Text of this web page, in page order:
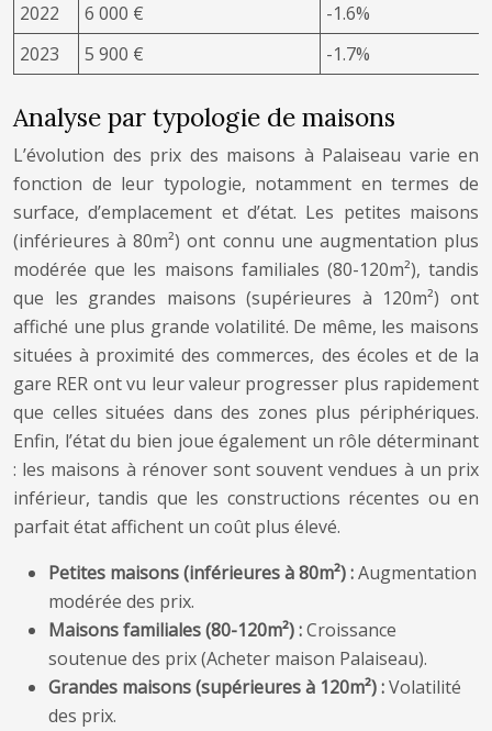
2022
6 000 €
-1.6%
2023
5 900 € -1.7%
Analyse par typologie de maisons
L’évolution des prix des maisons à Palaiseau varie en
fonction de leur typologie, notamment en termes de
surface, d’emplacement et d’état. Les petites maisons
(inférieures à 80m²) ont connu une augmentation plus
modérée que les maisons familiales (80-120m²), tandis
que les grandes maisons (supérieures à 120m²) ont
affiché une plus grande volatilité. De même, les maisons
situées à proximité des commerces, des écoles et de la
gare RER ont vu leur valeur progresser plus rapidement
que celles situées dans des zones plus périphériques.
Enfin, l’état du bien joue également un rôle déterminant
: les maisons à rénover sont souvent vendues à un prix
inférieur, tandis que les constructions récentes ou en
parfait état affichent un coût plus élevé.
Petites maisons (inférieures à 80m²) :Augmentation
modérée des prix.
Maisons familiales (80-120m²) :Croissance
soutenue des prix (Acheter maison Palaiseau).
Grandes maisons (supérieures à 120m²) :Volatilité
des prix.